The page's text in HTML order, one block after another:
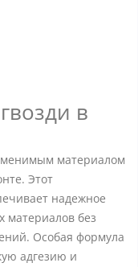
в
материалом
Этот
надежное
материалов без
Особая формула
адгезию и